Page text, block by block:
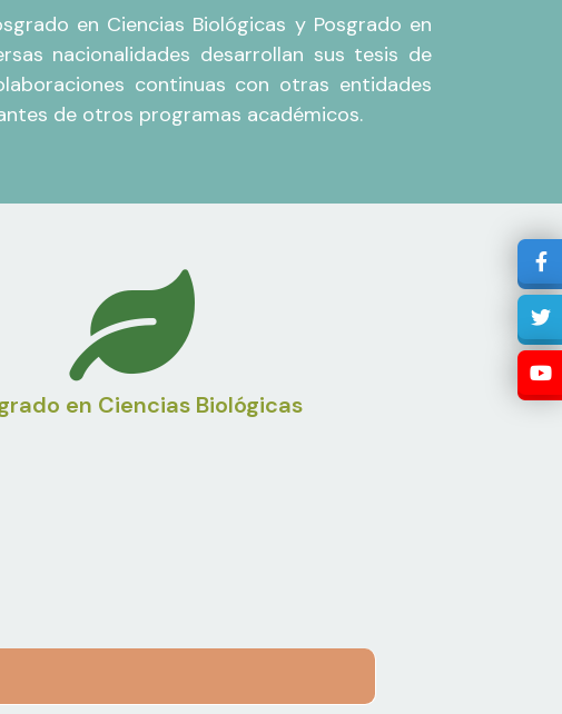
en Ciencias Biológicas y Posgrado en
nacionalidades desarrollan sus tesis de
continuas con otras entidades
de otros programas académicos.
en Ciencias Biológicas